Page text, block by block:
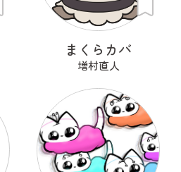
まくらカバ
増村直人